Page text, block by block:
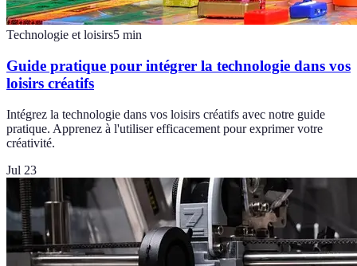
Technologie et loisirs5 min
Guide pratique pour intégrer la technologie dans vos
loisirs créatifs
Intégrez la technologie dans vos loisirs créatifs avec notre guide
pratique. Apprenez à l'utiliser efficacement pour exprimer votre
créativité.
Jul 23